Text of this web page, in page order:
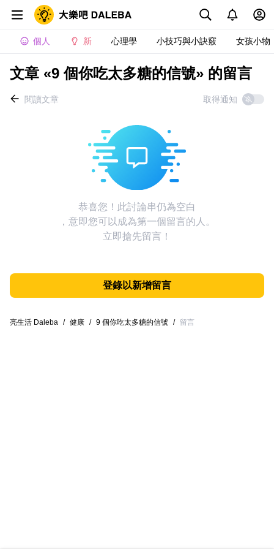
個人 新 心理學 小技巧與小訣竅 女孩小物
文章 «9 個你吃太多糖的信號» 的留言
閱讀文章 取得通知
恭喜您！此討論串仍為空白
，意即您可以成為第一個留言的人。
立即搶先留言！
登錄以新增留言
亮生活 Daleba / 健康 / 9 個你吃太多糖的信號 / 留言